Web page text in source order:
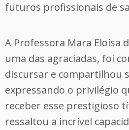
futuros profissionais de
A Professora Mara Eloísa
uma das agraciadas, foi
discursar e compartilhou
expressando o privilégio
receber esse prestigioso
ressaltou a incrível